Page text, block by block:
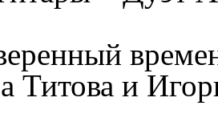
Титова и